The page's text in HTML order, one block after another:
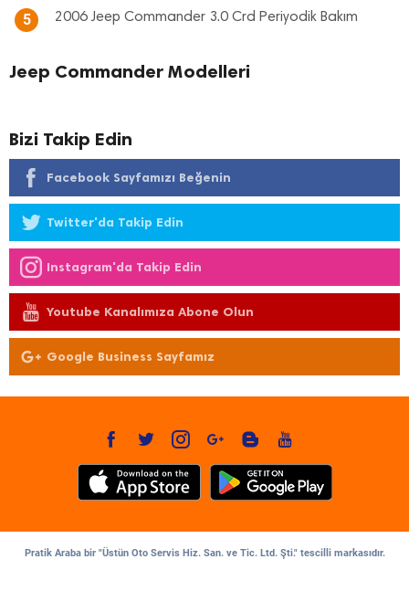
5 2006 Jeep Commander 3.0 Crd Periyodik Bakım
Jeep Commander Modelleri
Bizi Takip Edin
Facebook Sayfamızı Beğenin
Twitter'da Takip Edin
Instagram'da Takip Edin
Youtube Kanalımıza Abone Olun
Google Business Sayfamız
Pratik Araba bir "Üstün Oto Servis Hiz. San. ve Tic. Ltd. Şti." tescilli markasıdır.